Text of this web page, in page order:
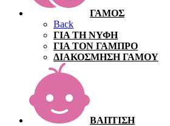
ΓΑΜΟΣ
Back
ΓΙΑ ΤΗ ΝΥΦΗ
ΓΙΑ ΤΟΝ ΓΑΜΠΡΟ
ΔΙΑΚΟΣΜΗΣΗ ΓΑΜΟΥ
ΒΑΠΤΙΣΗ